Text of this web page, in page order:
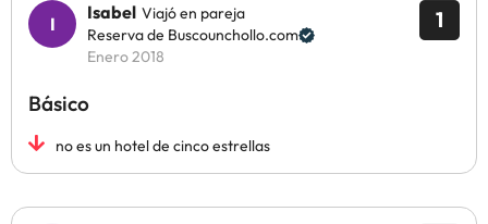
1
Isabel Viajó en pareja
Reserva de Buscounchollo.com
Enero 2018
Básico
no es un hotel de cinco estrellas